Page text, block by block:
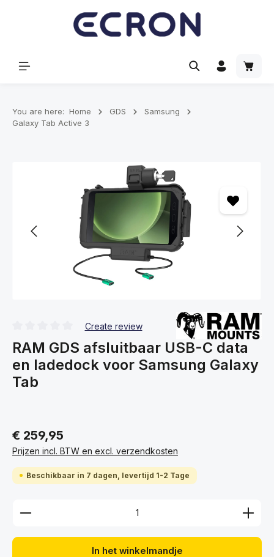
You are here: Home GDS
Samsung
Galaxy Tab Active 3
Afbeeldingengalerij overslaan
Gemiddelde waardering van 0 van 5 sterren
Create review
RAM GDS afsluitbaar USB-C data
en ladedock voor Samsung Galaxy
Tab
€ 259,95
Prijzen incl. BTW en excl. verzendkosten
Beschikbaar in 7 dagen, levertijd 1-2 Tage
Producthoeveelheid: Voer de gewenste
In het winkelmandje